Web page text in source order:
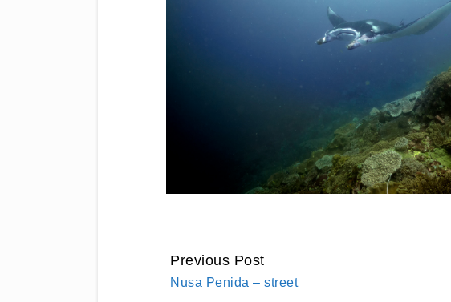
CONTINUE
READING
Previous Post
Nusa Penida – street